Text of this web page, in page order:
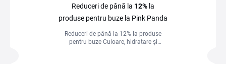
Reduceri de până la 12% la
produse pentru buze la Pink Panda
Reduceri de până la 12% la produse
pentru buze Culoare, hidratare și